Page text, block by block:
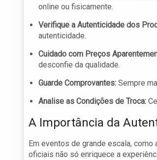
online ou fisicamente.
Verifique a Autenticidade dos
autenticidade.
Cuidado com Preços
desconfie da qualidade.
Guarde Comprovantes: Sempre
Analise as Condições de Troca:
A Importância da
Em eventos de grande escala,
oficiais não só enriquece a